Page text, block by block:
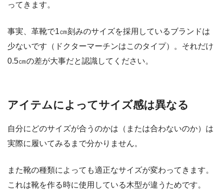
ってきます。
事実、革靴で1㎝刻みのサイズを採用しているブランドは
少ないです（ドクターマーチンはこのタイプ）。それだけ
0.5㎝の差が大事だと認識してください。
アイテムによってサイズ感は異なる
自分にどのサイズが合うのかは（または合わないのか）は
実際に履いてみるまで分かりません。
また靴の種類によっても適正なサイズが変わってきます。
これは靴を作る時に使用している木型が違うためです。